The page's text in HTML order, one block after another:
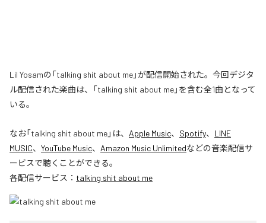
Lil Yosamの「talking shit about me」が配信開始された。今回デジタ
ル配信された楽曲は、「talking shit about me」を含む全1曲となって
いる。
なお「talking shit about me」は、 Apple Music、 Spotify、 LINE
MUSIC、 YouTube Music、 Amazon Music Unlimitedなどの音楽配信サ
ービスで聴くことができる。
各配信サービス： talking shit about me